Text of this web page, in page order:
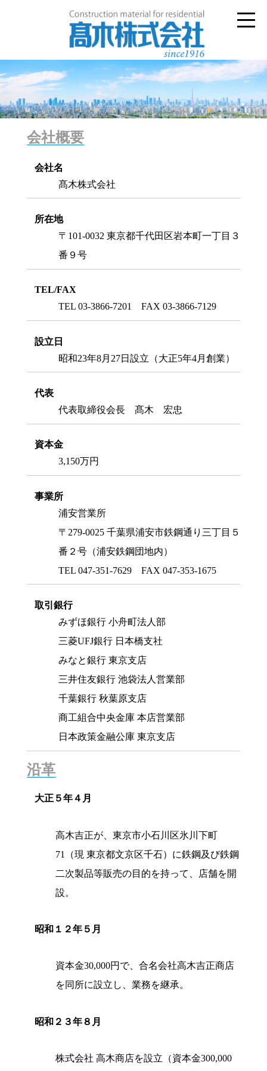
会社概要
会社名
髙木株式会社
所在地
〒101-0032 東京都千代田区岩本町一丁目３
番９号
TEL/FAX
TEL 03-3866-7201 FAX 03-3866-7129
設立日
昭和23年8月27日設立（大正5年4月創業）
代表
代表取締役会長 髙木 宏忠
資本金
3,150万円
事業所
浦安営業所
〒279-0025 千葉県浦安市鉄鋼通り三丁目５
番２号（浦安鉄鋼団地内）
TEL 047-351-7629 FAX 047-353-1675
取引銀行
みずほ銀行 小舟町法人部
三菱UFJ銀行 日本橋支社
みなと銀行 東京支店
三井住友銀行 池袋法人営業部
千葉銀行 秋葉原支店
商工組合中央金庫 本店営業部
日本政策金融公庫 東京支店
沿革
大正５年４月
高木吉正が、東京市小石川区氷川下町
71（現 東京都文京区千石）に鉄鋼及び鉄鋼
二次製品等販売の目的を持って、店舗を開
設。
昭和１２年５月
資本金30,000円で、合名会社高木吉正商店
を同所に設立し、業務を継承。
昭和２３年８月
株式会社 高木商店を設立（資本金300,000